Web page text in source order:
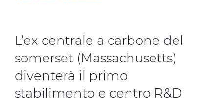
Sostenibilità
Media
CABLE APP
L’ex centrale a carbone del
somerset (Massachusetts)
diventerà il primo
stabilimento e centro R&D